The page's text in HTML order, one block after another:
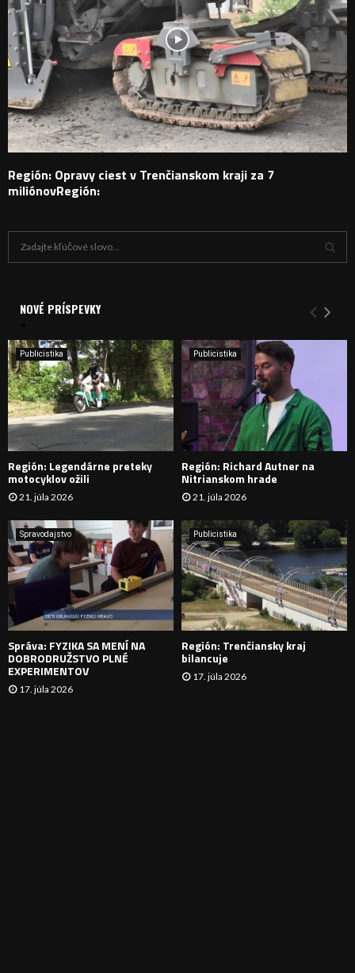
Región: Opravy ciest v Trenčianskom kraji za 7
miliónovRegión:
i
e
:
Y
H
D
A
N
I
E
NOVÉ PRÍSPEVKY
Publicistika
Región: Legendárne preteky
motocyklov ožili
21. júla 2026
Publicistika
Región: Richard Autner na
Nitrianskom hrade
21. júla 2026
Spravodajstvo
Správa: FYZIKA SA MENÍ NA
DOBRODRUŽSTVO PLNÉ
EXPERIMENTOV
17. júla 2026
Publicistika
Región: Trenčiansky kraj
bilancuje
17. júla 2026